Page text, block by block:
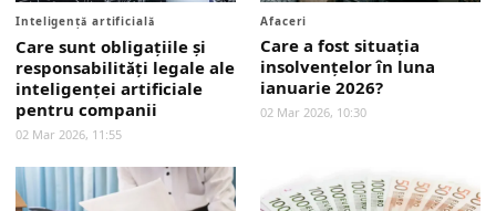
Inteligenţă artificială
Care sunt obligaţiile şi
responsabilități legale ale
inteligenţei artificiale
pentru companii
02 Mar 2026, 11:55
Afaceri
Care a fost situaţia
insolvențelor în luna
ianuarie 2026?
02 Mar 2026, 10:30